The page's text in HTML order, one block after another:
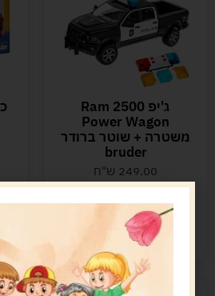
ג'יפ Ram 2500
Power Wagon
משטרה + שוטר ברודר
bruder
249.00 ש"ח
הוספה לסל
נשארו במלאי רק 1